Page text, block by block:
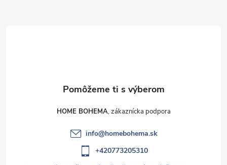
HOME BOHEMA
info@homebohema.sk
+420773205310